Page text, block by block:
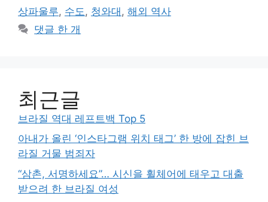
상파울루, 수도 , 청와대 , 해외 역사
댓글 한 개
최근글
브라질 역대 레프트백 Top 5
아내가 올린 ‘인스타그램 위치 태그’ 한 방에 잡힌 브
라질 거물 범죄자
“삼촌, 서명하세요”… 시신을 휠체어에 태우고 대출
받으려 한 브라질 여성